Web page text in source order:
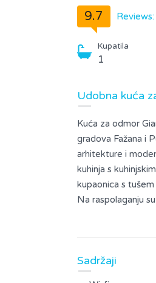
9.7 Reviews:
Kupatila
1
Udobna kuća
Kuća za odmor
gradova Fažana i
arhitekture i
kuhinja s
kupaonica s
Na raspolaganju
terasu s
Sadržaji